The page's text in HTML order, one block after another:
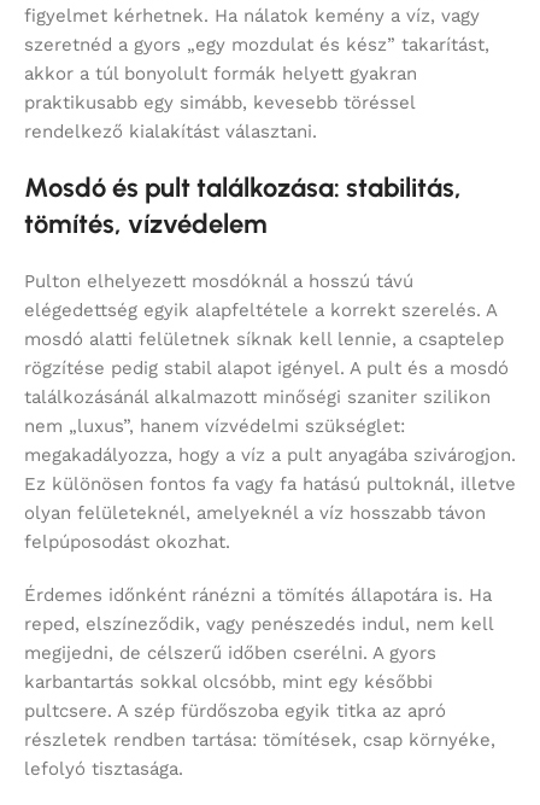
figyelmet kérhetnek. Ha nálatok kemény a víz, vagy
szeretnéd a gyors „egy mozdulat és kész” takarítást,
akkor a túl bonyolult formák helyett gyakran
praktikusabb egy simább, kevesebb töréssel
rendelkező kialakítást választani.
Mosdó és pult találkozása: stabilitás,
tömítés, vízvédelem
Pulton elhelyezett mosdóknál a hosszú távú
elégedettség egyik alapfeltétele a korrekt szerelés. A
mosdó alatti felületnek síknak kell lennie, a csaptelep
rögzítése pedig stabil alapot igényel. A pult és a mosdó
találkozásánál alkalmazott minőségi szaniter szilikon
nem „luxus”, hanem vízvédelmi szükséglet:
megakadályozza, hogy a víz a pult anyagába szivárogjon.
Ez különösen fontos fa vagy fa hatású pultoknál, illetve
olyan felületeknél, amelyeknél a víz hosszabb távon
felpúposodást okozhat.
Érdemes időnként ránézni a tömítés állapotára is. Ha
reped, elszíneződik, vagy penészedés indul, nem kell
megijedni, de célszerű időben cserélni. A gyors
karbantartás sokkal olcsóbb, mint egy későbbi
pultcsere. A szép fürdőszoba egyik titka az apró
részletek rendben tartása: tömítések, csap környéke,
lefolyó tisztasága.